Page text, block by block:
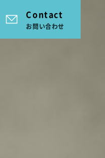
Contact
お問い合わせ